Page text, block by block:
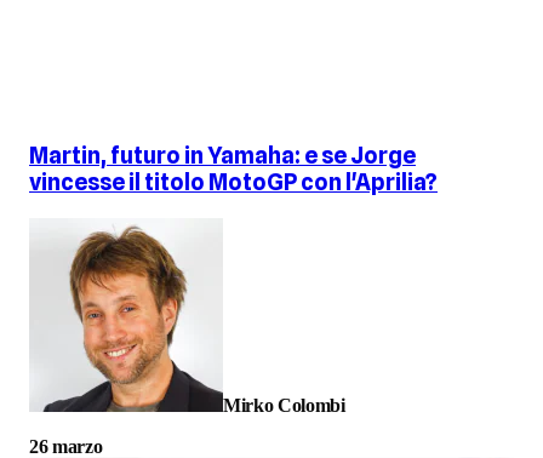
Martin, futuro in Yamaha: e se Jorge
vincesse il titolo MotoGP con l'Aprilia?
Mirko Colombi
26 marzo